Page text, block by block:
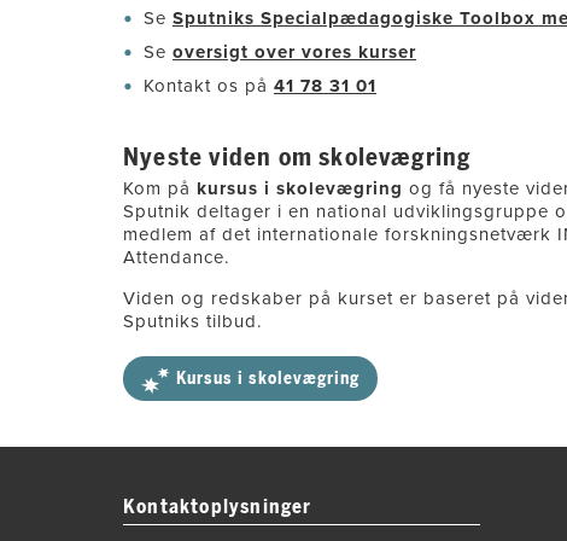
Se Sputniks Specialpædagogiske Toolbox
Se oversigt over vores kurser
Kontakt os på 41 78 31 01
Nyeste viden om skolevægring
Kom på kursus i skolevægring og få nyeste
Sputnik deltager i en national udviklingsgruppe
medlem af det internationale forskningsnetværk
Attendance.
Viden og redskaber på kurset er baseret på
Sputniks tilbud.
Kursus i skolevægring
Kontaktoplysninger